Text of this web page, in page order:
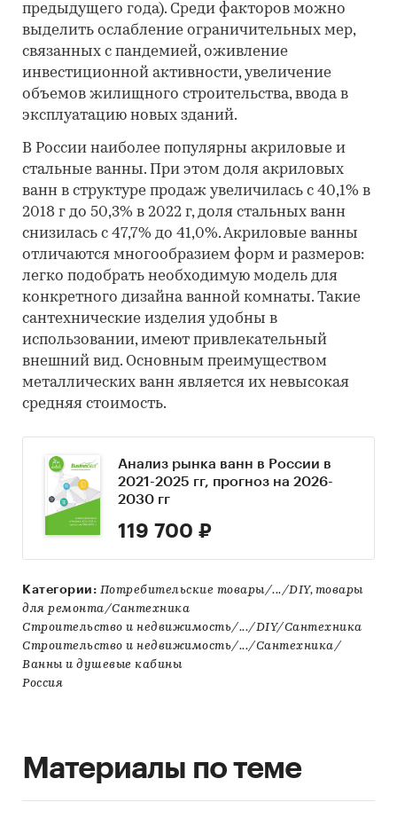
предыдущего года). Среди факторов можно
выделить ослабление ограничительных мер,
связанных с пандемией, оживление
инвестиционной активности, увеличение
объемов жилищного строительства, ввода в
эксплуатацию новых зданий.
В России наиболее популярны акриловые и
стальные ванны. При этом доля акриловых
ванн в структуре продаж увеличилась с 40,1% в
2018 г до 50,3% в 2022 г, доля стальных ванн
снизилась с 47,7% до 41,0%. Акриловые ванны
отличаются многообразием форм и размеров:
легко подобрать необходимую модель для
конкретного дизайна ванной комнаты. Такие
сантехнические изделия удобны в
использовании, имеют привлекательный
внешний вид. Основным преимуществом
металлических ванн является их невысокая
средняя стоимость.
Анализ рынка ванн в России в
2021-2025 гг, прогноз на 2026-
2030 гг
119 700 ₽
Категории: Потребительские товары/.../DIY, товары
для ремонта/Сантехника
Строительство и недвижимость/.../DIY/Сантехника
Строительство и недвижимость/.../Сантехника/
Ванны и душевые кабины
Россия
Материалы по теме